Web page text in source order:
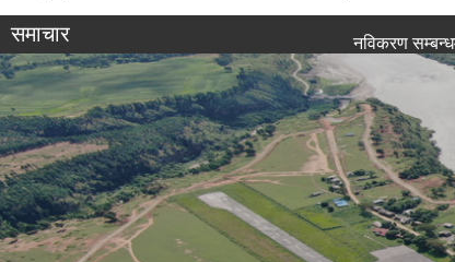
समाचार नविकरण सम्बन्धमा !